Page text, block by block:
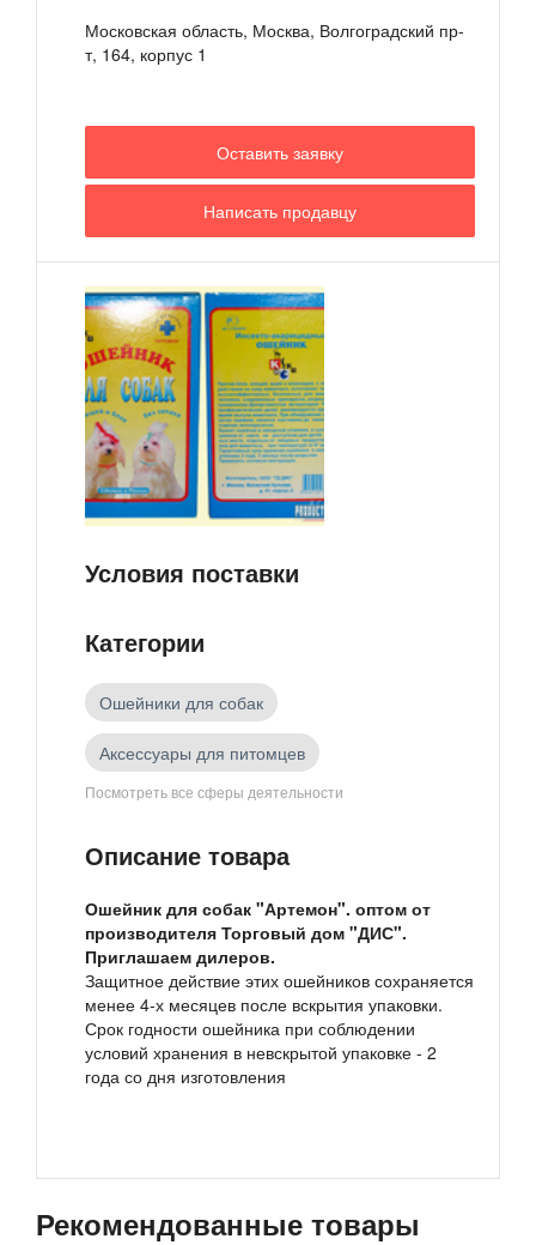
Московская область, Москва, Волгоградский пр-
т, 164, корпус 1
Оставить заявку
Написать продавцу
Условия поставки
Категории
Ошейники для собак
Аксессуары для питомцев
Товары российских производителей
Зоотовары
Посмотреть все сферы деятельности
Описание товара
Ошейник для собак "Артемон". оптом от
производителя Торговый дом "ДИС".
Приглашаем дилеров.
Защитное действие этих ошейников сохраняется
менее 4-х месяцев после вскрытия упаковки.
Срок годности ошейника при соблюдении
условий хранения в невскрытой упаковке - 2
года со дня изготовления
Рекомендованные товары